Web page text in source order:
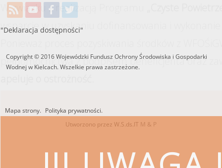
W związku z realizacją Programu
wsparcie w uzyskaniu dofinansowania i
pełnomocnictwa z podpisem beneficjenta oraz
"Deklaracja dostępności"
Copyright © 2016 Wojewódzki Fundusz Ochrony Środowiska i Gospodarki
Wodnej w Kielcach. Wszelkie prawa zastrzeżone.
Mapa strony. Polityka prywatności.
Utworzono przez W.S.ds.IT M & P